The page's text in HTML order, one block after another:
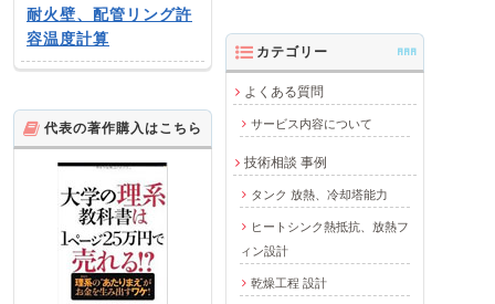
耐火壁、配管リング許
容温度計算
カテゴリー AAA
よくある質問
サービス内容について
技術相談 事例
タンク 放熱、冷却塔能力
ヒートシンク熱抵抗、放熱フ
ィン設計
乾燥工程 設計
代表の著作購入はこちら